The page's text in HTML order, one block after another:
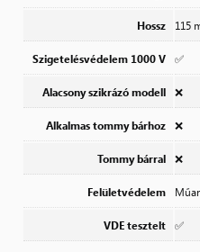
Hossz 115
Szigetelésvédelem 1000 V ✅
Alacsony szikrázó modell ❌
Alkalmas tommy bárhoz ❌
Tommy bárral ❌
Felületvédelem
VDE tesztelt ✅